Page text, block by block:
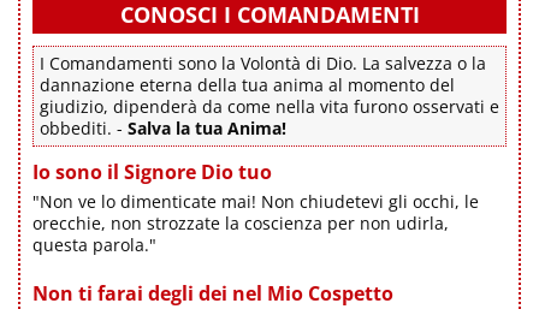
CONOSCI I COMANDAMENTI
I Comandamenti sono la Volontà di Dio. La salvezza o la
dannazione eterna della tua anima al momento del
giudizio, dipenderà da come nella vita furono osservati e
obbediti. - Salva la tua Anima!
Io sono il Signore Dio tuo
"Non ve lo dimenticate mai! Non chiudetevi gli occhi, le
orecchie, non strozzate la coscienza per non udirla,
questa parola."
Non ti farai degli dei nel Mio Cospetto